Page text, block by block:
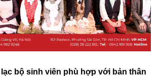
lạc bộ sinh viên phù hợp với bản thân